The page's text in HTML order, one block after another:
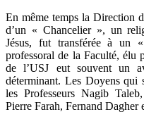
En même temps la Direction
d’un « Chancelier », un
Jésus, fut transférée à un
professoral de la Faculté, élu
de l’USJ eut souvent un
déterminant. Les Doyens qui
les Professeurs Nagib
Pierre Farah, Fernand Dagher